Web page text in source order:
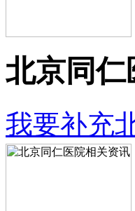
北京同仁
我要补充